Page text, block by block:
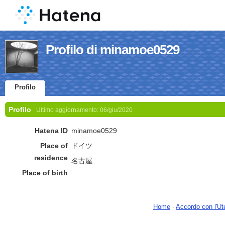
Profilo di minamoe0529
Profilo
Profilo Ultimo aggiornamento: 06/giu/2020
Hatena ID minamoe0529
Place of
residence
ドイツ
Place of birth
名古屋
Home - Accordo con